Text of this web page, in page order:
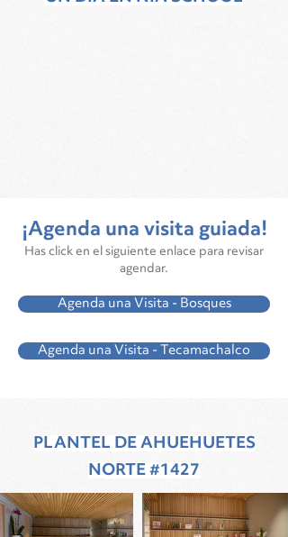
¡Agenda una visita guiada!
Has click en el siguiente enlace para revisar
agendar.
Agenda una Visita - Bosques
Agenda una Visita - Tecamachalco
PLANTEL DE AHUEHUETES
NORTE #1427